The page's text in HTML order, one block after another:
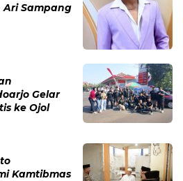
Ari Sampang
Gelar
ke Ojol
Kamtibmas